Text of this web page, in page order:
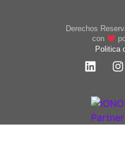
Derechos
con
Politica